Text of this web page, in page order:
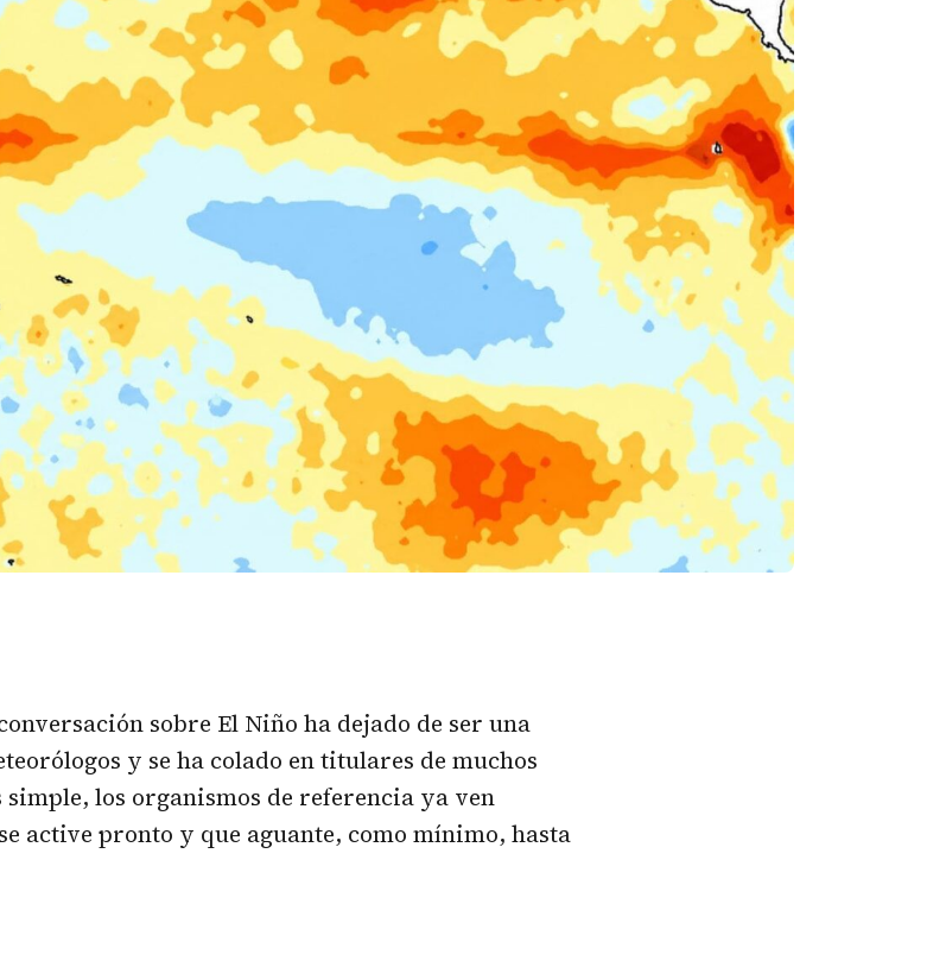
sobre El Niño ha dejado de ser una
y se ha colado en titulares de muchos
simple, los organismos de referencia ya ven
active pronto y que aguante, como mínimo, hasta